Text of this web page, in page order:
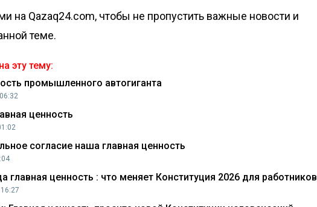
на Qazaq24.com, чтобы не пропустить важные новости и
теме.
эту тему:
промышленного автогиганта
ценность
согласие наша главная ценность
главная ценность : что меняет Конституция 2026 для работников